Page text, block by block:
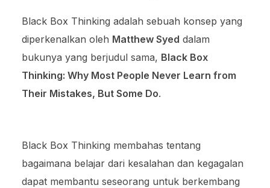
Black Box Thinking adalah sebuah konsep yang
diperkenalkan oleh Matthew Syed dalam
bukunya yang berjudul sama, Black Box
Thinking: Why Most People Never Learn from
Their Mistakes, But Some Do.
Black Box Thinking membahas tentang
bagaimana belajar dari kesalahan dan kegagalan
dapat membantu seseorang untuk berkembang